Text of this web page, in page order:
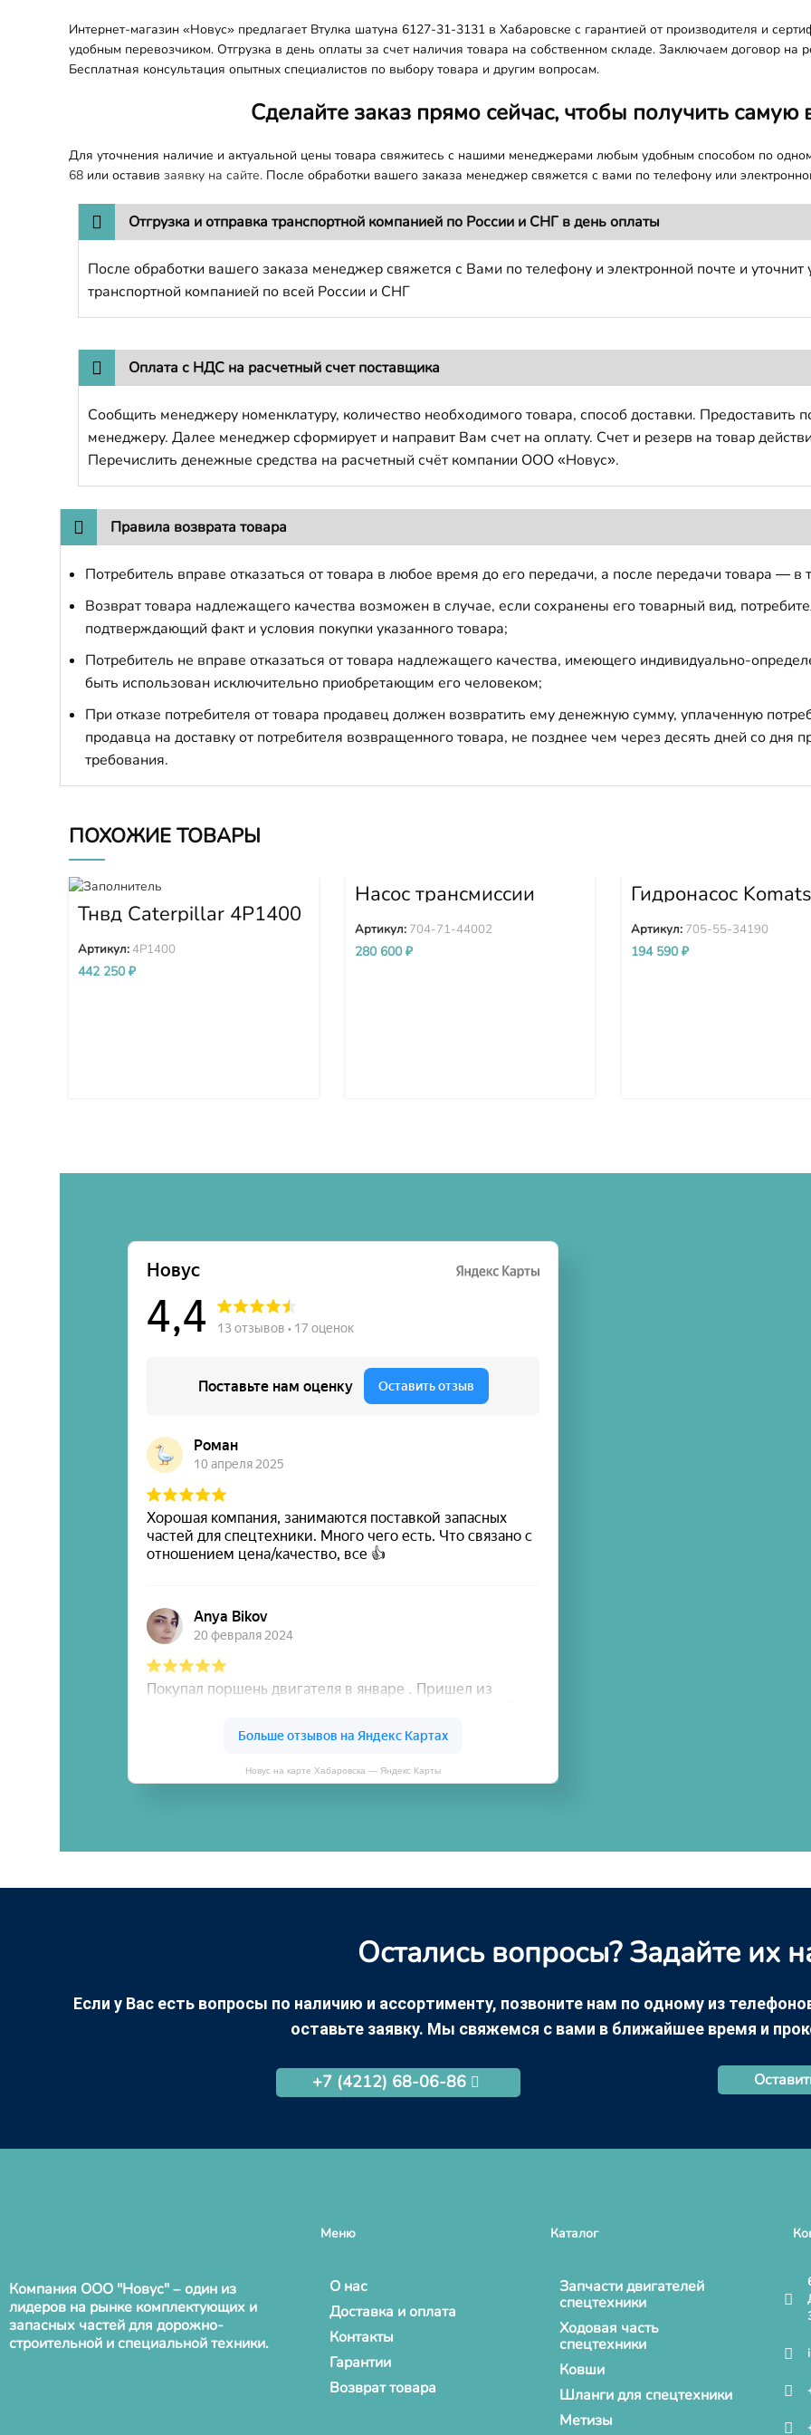
Интернет-магазин «Новус» предлагает Втулка шатуна 6127-31-3131 в Хабаровске с гарантией от производителя и
удобным перевозчиком. Отгрузка в день оплаты за счет наличия товара на собственном складе. Заключаем договор на
Бесплатная консультация опытных специалистов по выбору товара и другим вопросам.
Сделайте заказ прямо сейчас, чтобы получить
Для уточнения наличие и актуальной цены товара свяжитесь с нашими менеджерами любым удобным способом по
68 или оставив заявку на сайте. После обработки вашего заказа менеджер свяжется с вами по телефону или
Отгрузка и отправка транспортной компанией по России и СНГ в день оплаты
После обработки вашего заказа менеджер свяжется с Вами по телефону и электронной почте и уточнит
транспортной компанией по всей России и СНГ
Оплата с НДС на расчетный счет поставщика
Сообщить менеджеру номенклатуру, количество необходимого товара, способ доставки.
менеджеру. Далее менеджер сформирует и направит Вам счет на оплату. Счет и резерв на товар
Перечислить денежные средства на расчетный счёт компании ООО «Новус».
Правила возврата товара
Потребитель вправе отказаться от товара в любое время до его передачи, а после передачи товара — в
Возврат товара надлежащего качества возможен в случае, если сохранены его товарный вид,
подтверждающий факт и условия покупки указанного товара;
Потребитель не вправе отказаться от товара надлежащего качества, имеющего индивидуально-
быть использован исключительно приобретающим его человеком;
При отказе потребителя от товара продавец должен возвратить ему денежную сумму, уплаченную
продавца на доставку от потребителя возвращенного товара, не позднее чем через десять дней со дня
требования.
ПОХОЖИЕ ТОВАРЫ
Тнвд Caterpillar 4P1400
Артикул:4P1400
442 250₽
Насос трансмиссии
D375A-1 D375A-2
D375A-3 704-71-44002
Артикул: 704-71-44002
280 600₽
Гидронасос
WA380-3 705-55-
Артикул: 705-55-34190
194 590₽
Новус на карте Хабаровска — Яндекс Карты
Остались вопросы? Задайте их
Если у Вас есть вопросы по наличию и ассортименту, позвоните нам по одному из
оставьте заявку. Мы свяжемся с вами в ближайшее время и
+7 (4212) 68-06-86
Компания ООО "Новус" – один из
лидеров на рынке комплектующих и
запасных частей для дорожно-
строительной и специальной техники.
Меню
О нас
Доставка и оплата
Контакты
Гарантии
Возврат товара
Каталог
Запчасти двигателей
спецтехники
Ходовая часть
спецтехники
Ковши
Шланги для спецтехники
Метизы